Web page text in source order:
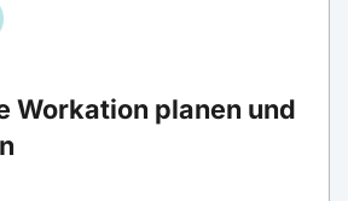
Workation planen und